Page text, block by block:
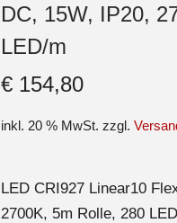
DC, 15W, IP20,
LED/m
€154,80
inkl. 20 % MwSt. zzgl.
LED CRI927 Linear10
2700K, 5m Rolle, 280